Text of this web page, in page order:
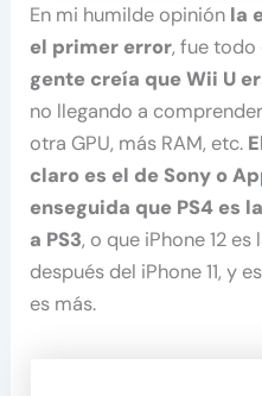
En mi humilde opinión la
el primer error, fue todo
gente creía que Wii U
no llegando a
otra GPU, más RAM, etc.
claro es el de Sony o
enseguida que PS4 es
a PS3, o que iPhone 12
después del iPhone 11, y
es más.